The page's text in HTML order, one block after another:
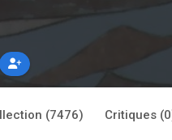
(7476) Critiques